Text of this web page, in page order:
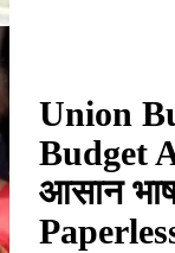
Union
Budget
आसान